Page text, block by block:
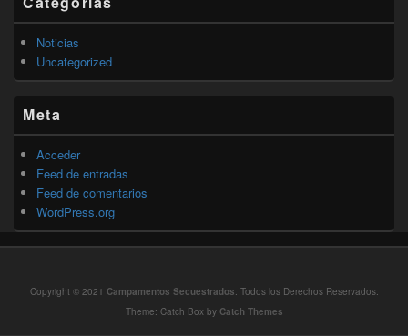
Noticias
Uncategorized
Meta
Acceder
Feed de entradas
Feed de comentarios
WordPress.org
Copyright © 2021 Campamentos Secuestrados. Todos los Derechos Reservados.
Theme: Catch Box by Catch Themes